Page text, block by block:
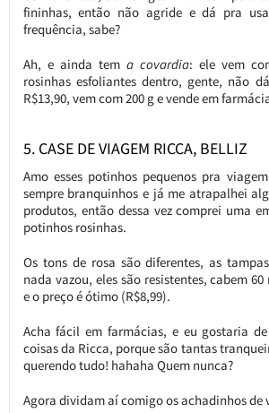
fininhas, então não agride e dá pra
frequência, sabe?
Ah, e ainda tem a covardia: ele vem
rosinhas esfoliantes dentro, gente, não
R$13,90, vem com 200 g e vende em
5. CASE DE VIAGEM RICCA, BELLIZ
Amo esses potinhos pequenos pra
sempre branquinhos e já me atrapalhei
produtos, então dessa vez comprei uma
potinhos rosinhas.
Os tons de rosa são diferentes, as
nada vazou, eles são resistentes, cabem
e o preço é ótimo (R$8,99).
Acha fácil em farmácias, e eu gostaria
coisas da Ricca, porque são tantas
querendo tudo! hahaha Quem nunca?
Agora dividam aí comigo os achadinhos de